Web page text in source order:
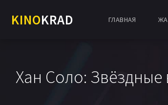
KINOKRAD ГЛАВНАЯ
Хан Соло: